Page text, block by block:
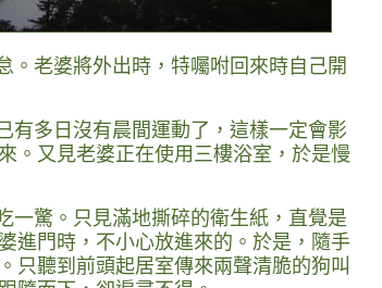
。老婆將外出時，特囑咐回來時自己開
有多日沒有晨間運動了，這樣一定會影
。又見老婆正在使用三樓浴室，於是慢
一驚。只見滿地撕碎的衛生紙，直覺是
進門時，不小心放進來的。於是，隨手
只聽到前頭起居室傳來兩聲清脆的狗叫